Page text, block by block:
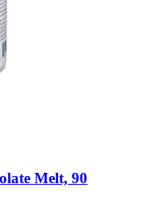
Melt, 90